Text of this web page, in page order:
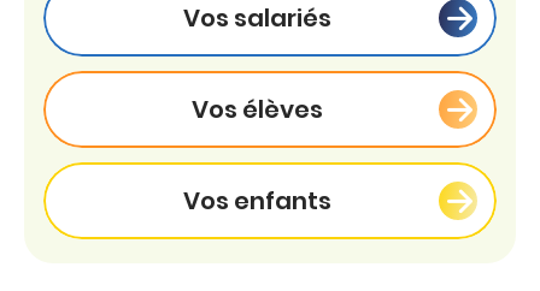
Vos salariés
Vos élèves
Vos enfants